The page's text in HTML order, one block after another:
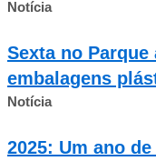
Notícia
Sexta no
embalagens
Notícia
2025: Um ano